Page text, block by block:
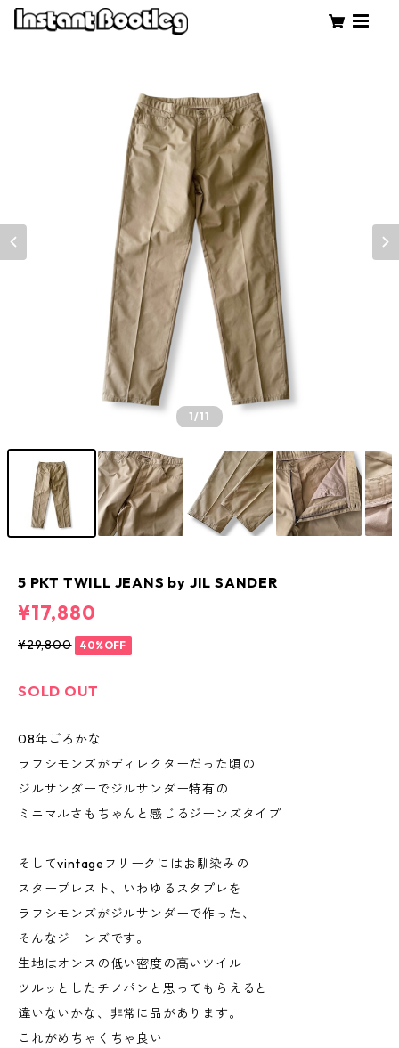
1/11
5 PKT TWILL JEANS by JIL SANDER
¥17,880
¥29,800 40%OFF
SOLD OUT
08年ごろかな
ラフシモンズがディレクターだった頃の
ジルサンダーでジルサンダー特有の
ミニマルさもちゃんと感じるジーンズタイプ
そしてvintageフリークにはお馴染みの
スタープレスト、いわゆるスタプレを
ラフシモンズがジルサンダーで作った、
そんなジーンズです。
生地はオンスの低い密度の高いツイル
ツルッとしたチノパンと思ってもらえると
違いないかな、非常に品があります。
これがめちゃくちゃ良い